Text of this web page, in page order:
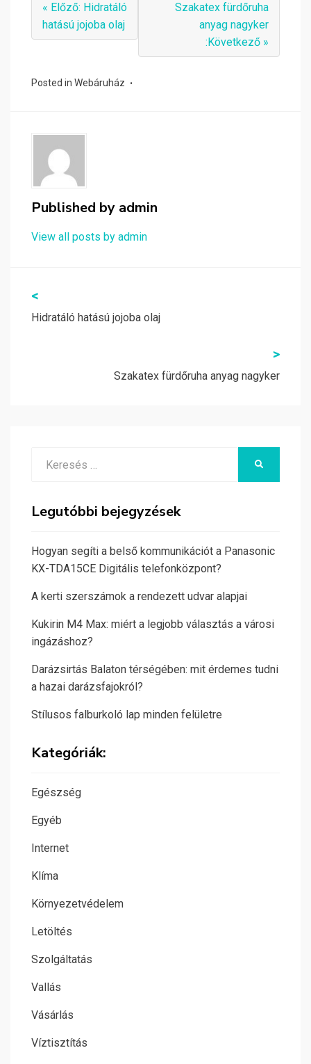
« Előző: Hidratáló
hatású jojoba olaj
Szakatex fürdőruha
anyag nagyker
:Következő »
Posted in Webáruház
Published by admin
View all posts by admin
Bejegyzés
navigáció
<
Hidratáló hatású jojoba olaj
>
Szakatex fürdőruha anyag nagyker
Legutóbbi bejegyzések
Hogyan segíti a belső kommunikációt a Panasonic
KX-TDA15CE Digitális telefonközpont?
A kerti szerszámok a rendezett udvar alapjai
Kukirin M4 Max: miért a legjobb választás a városi
ingázáshoz?
Darázsirtás Balaton térségében: mit érdemes tudni
a hazai darázsfajokról?
Stílusos falburkoló lap minden felületre
Kategóriák:
Egészség
Egyéb
Internet
Klíma
Környezetvédelem
Letöltés
Szolgáltatás
Vallás
Vásárlás
Víztisztítás